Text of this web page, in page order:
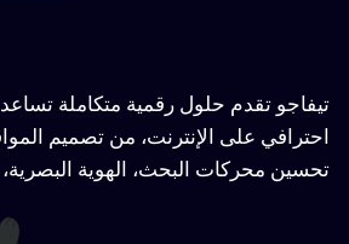
تيفاجو تقدم حلول رقمية متكاملة
احترافي على الإنترنت، من تصميم
تحسين محركات البحث، الهوية البصرية،